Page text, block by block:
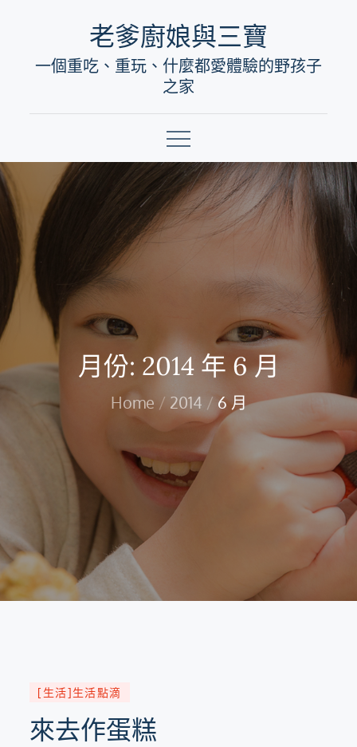
content
老爹廚娘與三寶
一個重吃、重玩、什麼都愛體驗的野孩子
之家
月份: 2014 年 6 月
Home 2014 6 月
[生活]生活點滴
來去作蛋糕